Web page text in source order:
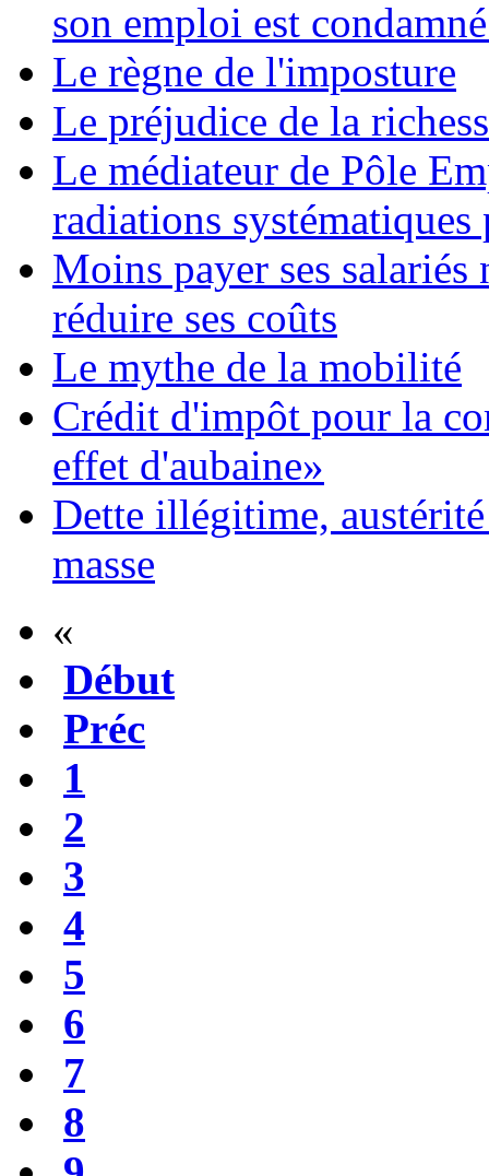
son emploi est
Le règne de l'imposture
Le préjudice de la
Le médiateur de Pôle
radiations
Moins payer ses salariés
réduire ses coûts
Le mythe de la mobilité
Crédit d'impôt pour la
effet d'aubaine»
Dette illégitime,
masse
«
Début
Préc
1
2
3
4
5
6
7
8